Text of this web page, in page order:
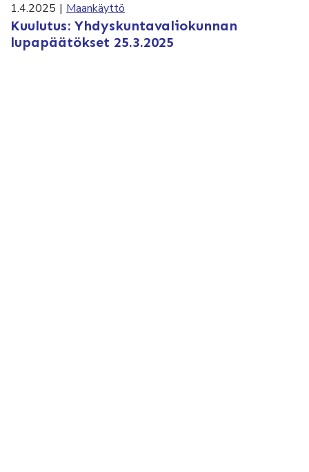
1.4.2025 | Maankäyttö
Kuulutus: Yhdyskuntavaliokunnan
lupapäätökset 25.3.2025